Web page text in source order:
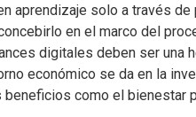
aprendizaje solo a través
en el marco del
digitales deben ser una
económico se da en la
como el bienestar